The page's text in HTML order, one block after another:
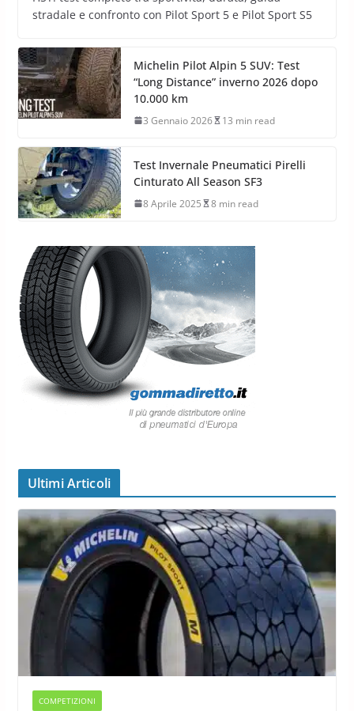
stradale e confronto con Pilot Sport 5 e Pilot Sport S5
Michelin Pilot Alpin 5 SUV: Test
“Long Distance” inverno 2026 dopo
10.000 km
3 Gennaio 2026 13 min read
Test Invernale Pneumatici Pirelli
Cinturato All Season SF3
8 Aprile 2025 8 min read
Ultimi Articoli
COMPETIZIONI